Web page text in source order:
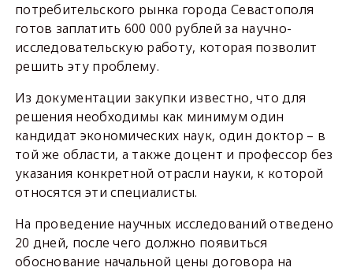
потребительского рынка города Севастополя
готов заплатить 600 000 рублей за научно-
исследовательскую работу, которая позволит
решить эту проблему.
Из документации закупки известно, что для
решения необходимы как минимум один
кандидат экономических наук, один доктор – в
той же области, а также доцент и профессор без
указания конкретной отрасли науки, к которой
относятся эти специалисты.
На проведение научных исследований отведено
20 дней, после чего должно появиться
обоснование начальной цены договора на